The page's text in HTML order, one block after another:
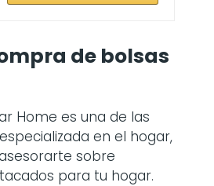
de bolsas
Home es una de las
en el hogar,
sobre
para tu hogar.